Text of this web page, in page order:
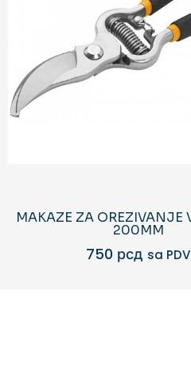
MAKAZE ZA OREZIVANJE
200MM
750 рсд sa PDV